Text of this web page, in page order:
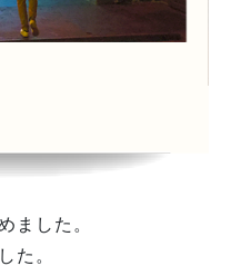
ました。
た。